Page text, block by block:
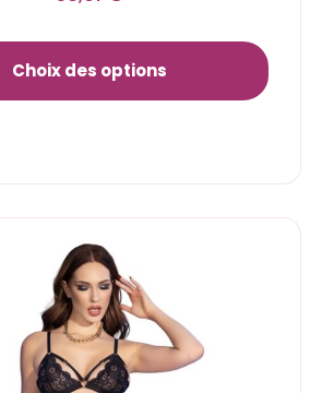
Choix des options